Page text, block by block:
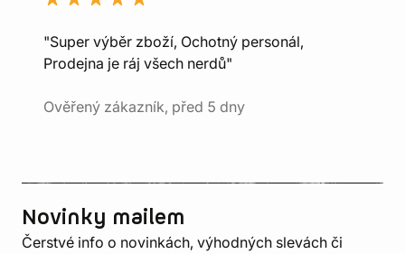
"Super výběr zboží, Ochotný personál,
Prodejna je ráj všech nerdů"
Ověřený zákazník, před 5 dny
Novinky mailem
Čerstvé info o novinkách, výhodných slevách či